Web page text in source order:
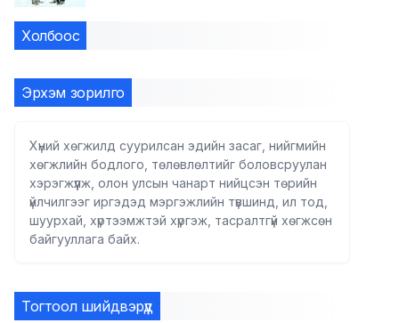
Холбоос
Эрхэм зорилго
Хүний хөгжилд суурилсан эдийн засаг, нийгмийн
хөгжлийн бодлого, төлөвлөлтийг боловсруулан
хэрэгжүүлж, олон улсын чанарт нийцсэн төрийн
үйлчилгээг иргэдэд мэргэжлийн түвшинд, ил тод,
шуурхай, хүртээмжтэй хүргэж, тасралтгүй хөгжсөн
байгууллага байх.
Тогтоол шийдвэрүүд